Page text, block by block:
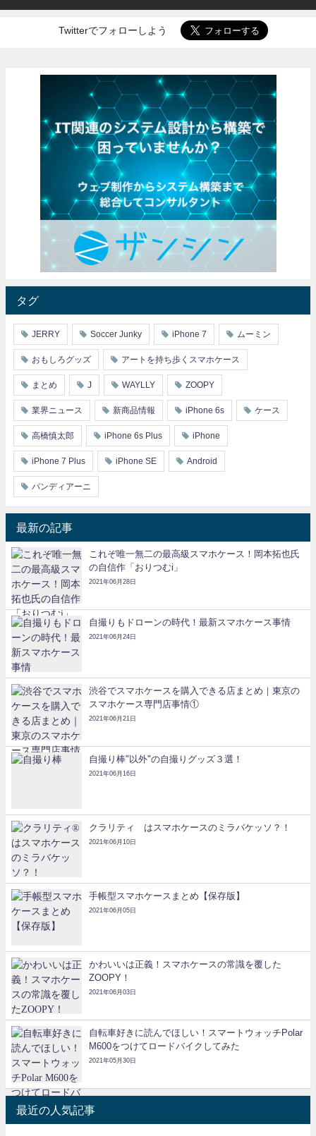
Twitterでフォローしよう
タグ
JERRY Soccer Junky iPhone 7 ムーミン
おもしろグッズ アートを持ち歩くスマホケース
まとめ J WAYLLY ZOOPY
業界ニュース 新商品情報 iPhone 6s ケース
高橋慎太郎 iPhone 6s Plus iPhone
iPhone 7 Plus iPhone SE Android
パンディアーニ
最新の記事
これぞ唯一無二の最高級スマホケース！岡本拓也氏
の自信作「おりつむi」
2021年06月28日
自撮りもドローンの時代！最新スマホケース事情
2021年06月24日
渋谷でスマホケースを購入できる店まとめ｜東京の
スマホケース専門店事情①
2021年06月21日
自撮り棒"以外"の自撮りグッズ３選！
2021年06月16日
クラリティ®はスマホケースのミラバケッソ？！
2021年06月10日
手帳型スマホケースまとめ【保存版】
2021年06月05日
かわいいは正義！スマホケースの常識を覆した
ZOOPY！
2021年06月03日
自転車好きに読んでほしい！スマートウォッチPolar
M600をつけてロードバイクしてみた
2021年05月30日
最近の人気記事